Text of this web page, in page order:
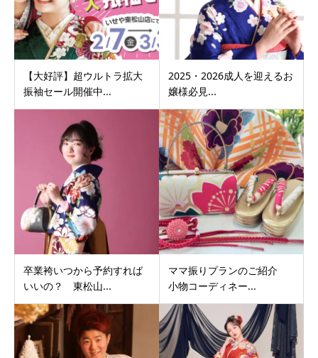
【大好評】超ウルトラ拡大
振袖セール開催中...
2025・2026成人を迎えるお
嬢様必見...
卒業袴いつから予約すれば
いいの？ 東松山...
ママ振りプランのご紹介
小物コーディネー...